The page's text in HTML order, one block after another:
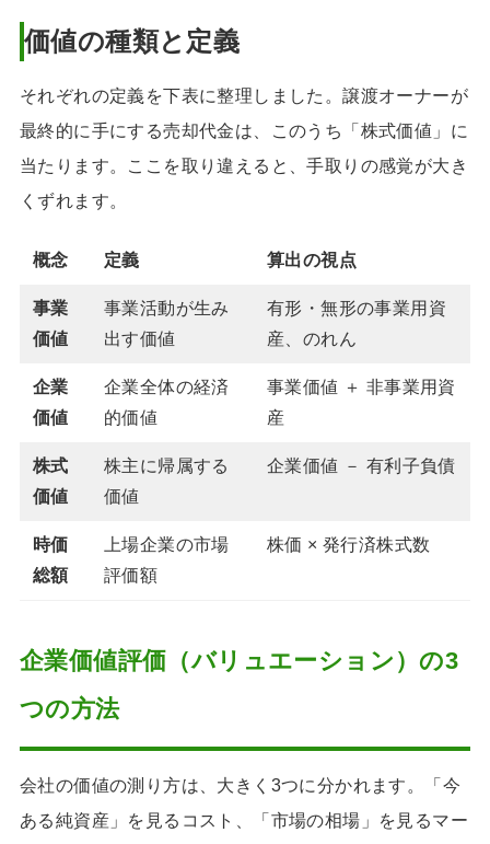
価値の種類と定義
それぞれの定義を下表に整理しました。譲渡オーナーが
最終的に手にする売却代金は、このうち「株式価値」に
当たります。ここを取り違えると、手取りの感覚が大き
くずれます。
概念 定義 算出の視点
事業
価値
事業活動が生み
出す価値
有形・無形の事業用資
産、のれん
企業
価値
企業全体の経済
的価値
事業価値 ＋ 非事業用資
産
株式
価値
株主に帰属する
価値
企業価値 － 有利子負債
時価
総額
上場企業の市場
評価額
株価 × 発行済株式数
企業価値評価（バリュエーション）の3
つの方法
会社の価値の測り方は、大きく3つに分かれます。「今
ある純資産」を見るコスト、「市場の相場」を見るマー